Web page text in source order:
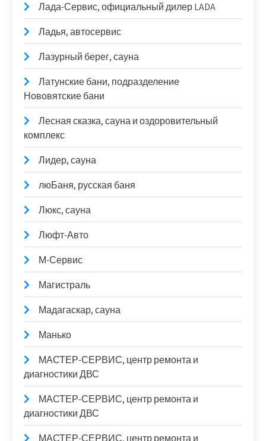
Лада-Сервис, официальный дилер LADA
Ладья, автосервис
Лазурный берег, сауна
Латунские бани, подразделение
Нововятские бани
Лесная сказка, сауна и оздоровительный
комплекс
Лидер, сауна
люБаня, русская баня
Люкс, сауна
Люфт-Авто
М-Сервис
Магистраль
Мадагаскар, сауна
Манько
МАСТЕР-СЕРВИС, центр ремонта и
диагностики ДВС
МАСТЕР-СЕРВИС, центр ремонта и
диагностики ДВС
МАСТЕР-СЕРВИС, центр ремонта и